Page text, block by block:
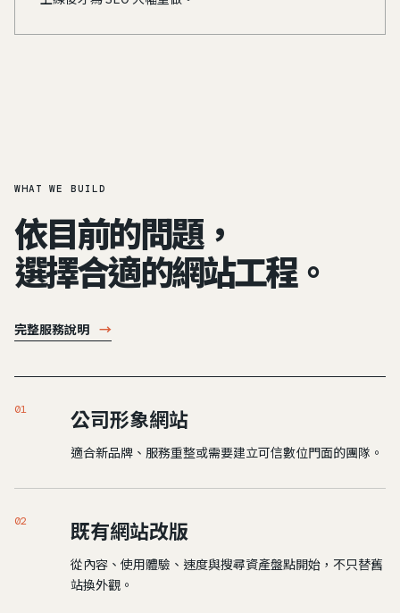
WHAT WE BUILD
依目前的問題，
選擇合適的網站工程。
完整服務說明 →
01 公司形象網站
適合新品牌、服務重整或需要建立可信數位門面的團隊。
02 既有網站改版
從內容、使用體驗、速度與搜尋資產盤點開始，不只替舊
站換外觀。